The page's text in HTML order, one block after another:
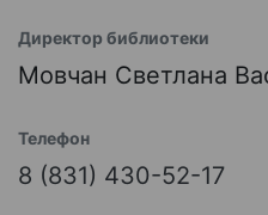
Директор библиотеки
Мовчан Светлана
Телефон
8 (831) 430-52-17